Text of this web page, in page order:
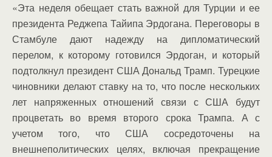
«Эта неделя обещает стать важной для Турции и ее
президента Реджепа Тайипа Эрдогана. Переговоры в
Стамбуле дают надежду на дипломатический
перелом, к которому готовился Эрдоган, и который
подтолкнул президент США Дональд Трамп. Турецкие
чиновники делают ставку на то, что после нескольких
лет напряженных отношений связи с США будут
процветать во время второго срока Трампа. А с
учетом того, что США сосредоточены на
внешнеполитических целях, включая прекращение